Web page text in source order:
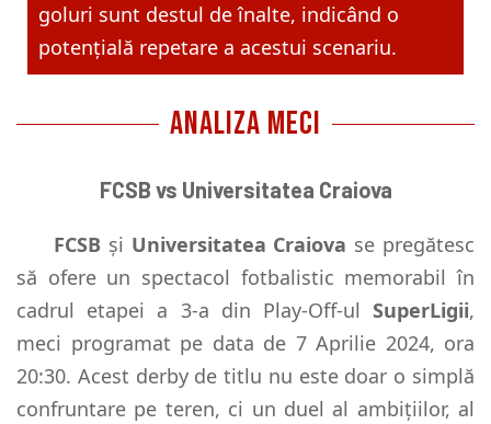
goluri sunt destul de înalte, indicând o
potențială repetare a acestui scenariu.
ANALIZA MECI
FCSB vs Universitatea Craiova
FCSB și Universitatea Craiova se pregătesc
să ofere un spectacol fotbalistic memorabil în
cadrul etapei a 3-a din Play-Off-ul SuperLigii,
meci programat pe data de 7 Aprilie 2024, ora
20:30. Acest derby de titlu nu este doar o simplă
confruntare pe teren, ci un duel al ambițiilor, al